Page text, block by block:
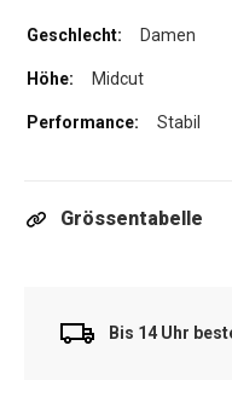
Damen
Midcut
Stabil
Grössentabelle
Bis 14 Uhr